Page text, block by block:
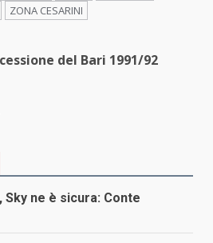
ZONA CESARINI
del Bari 1991/92
Sky ne è sicura: Conte